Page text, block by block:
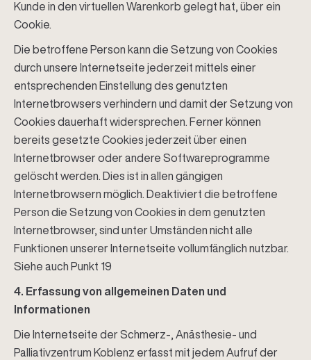
Kunde in den virtuellen Warenkorb gelegt hat, über ein
Cookie.
Die betroffene Person kann die Setzung von Cookies
durch unsere Internetseite jederzeit mittels einer
entsprechenden Einstellung des genutzten
Internetbrowsers verhindern und damit der Setzung von
Cookies dauerhaft widersprechen. Ferner können
bereits gesetzte Cookies jederzeit über einen
Internetbrowser oder andere Softwareprogramme
gelöscht werden. Dies ist in allen gängigen
Internetbrowsern möglich. Deaktiviert die betroffene
Person die Setzung von Cookies in dem genutzten
Internetbrowser, sind unter Umständen nicht alle
Funktionen unserer Internetseite vollumfänglich nutzbar.
Siehe auch Punkt 19
4. Erfassung von allgemeinen Daten und
Informationen
Die Internetseite der Schmerz-, Anästhesie- und
Palliativzentrum Koblenz erfasst mit jedem Aufruf der